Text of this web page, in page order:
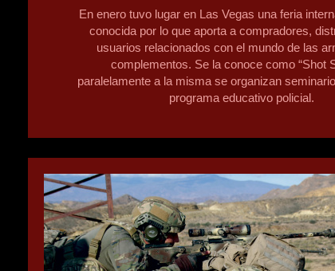
En enero tuvo lugar en Las Vegas una feria
conocida por lo que aporta a compradores,
usuarios relacionados con el mundo de las
complementos. Se la conoce como “Shot
paralelamente a la misma se organizan
programa educativo policial.